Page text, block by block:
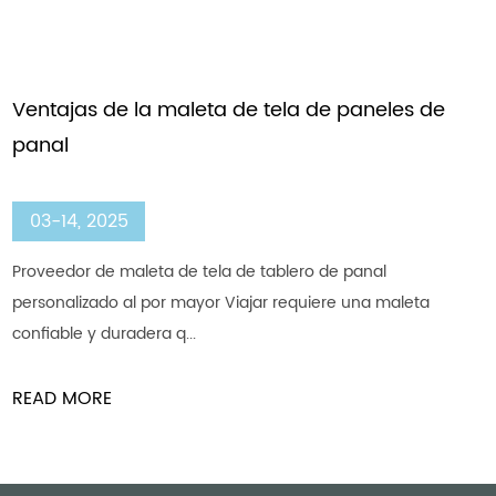
Los procesos involucrados en la fabricación
una maleta de tela de sarga
03-07, 2025
China Twill Honeycomb Board Fabricer Factory Factory El
paso importante en la creación de un maleta de tela de
sarga ...
READ MORE